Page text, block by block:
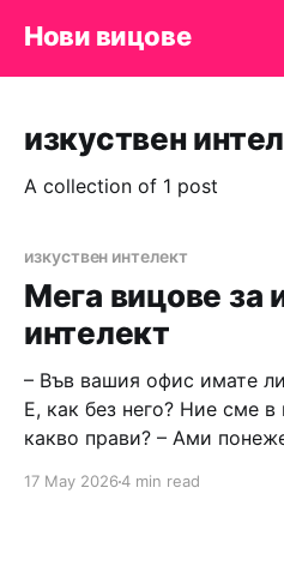
Нови вицове
изкуствен
A collection of 1 post
изкуствен интелект
Мега вицове за
интелект
– Във вашия офис имате ли
Е, как без него? Ние сме в
какво прави? – Ами понеже е най млад, прави
автомобили с изкуствен
17 May 20264 min read